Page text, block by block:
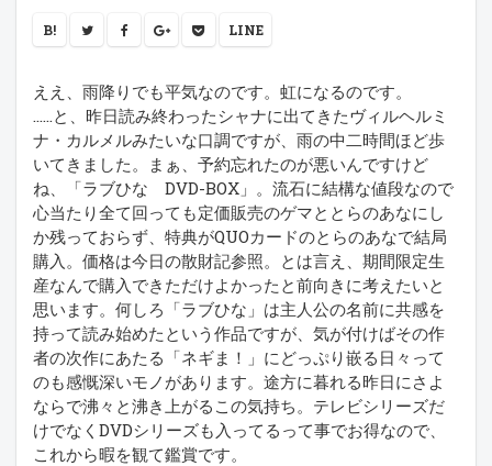
B! LINE
ええ、雨降りでも平気なのです。虹になるのです。
……と、昨日読み終わったシャナに出てきたヴィルヘルミ
ナ・カルメルみたいな口調ですが、雨の中二時間ほど歩
いてきました。まぁ、予約忘れたのが悪いんですけど
ね、「ラブひな DVD-BOX」。流石に結構な値段なので
心当たり全て回っても定価販売のゲマととらのあなにし
か残っておらず、特典がQUOカードのとらのあなで結局
購入。価格は今日の散財記参照。とは言え、期間限定生
産なんで購入できただけよかったと前向きに考えたいと
思います。何しろ「ラブひな」は主人公の名前に共感を
持って読み始めたという作品ですが、気が付けばその作
者の次作にあたる「ネギま！」にどっぷり嵌る日々って
のも感慨深いモノがあります。途方に暮れる昨日にさよ
ならで沸々と沸き上がるこの気持ち。テレビシリーズだ
けでなくDVDシリーズも入ってるって事でお得なので、
これから暇を観て鑑賞です。